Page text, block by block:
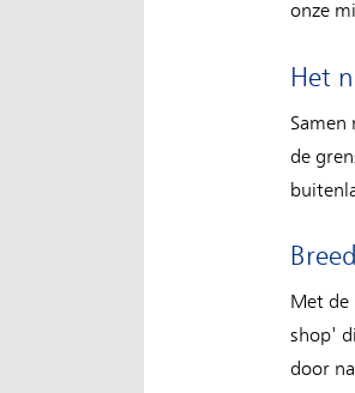
onze
Het
de
Met de
shop'
door